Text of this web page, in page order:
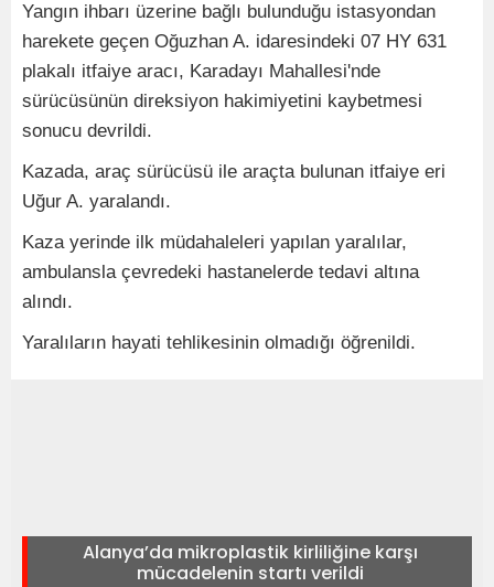
Yangın ihbarı üzerine bağlı bulunduğu istasyondan
harekete geçen Oğuzhan A. idaresindeki 07 HY 631
plakalı itfaiye aracı, Karadayı Mahallesi'nde
sürücüsünün direksiyon hakimiyetini kaybetmesi
sonucu devrildi.
Kazada, araç sürücüsü ile araçta bulunan itfaiye eri
Uğur A. yaralandı.
Kaza yerinde ilk müdahaleleri yapılan yaralılar,
ambulansla çevredeki hastanelerde tedavi altına
alındı.
Yaralıların hayati tehlikesinin olmadığı öğrenildi.
Alanya’da mikroplastik kirliliğine karşı
mücadelenin startı verildi